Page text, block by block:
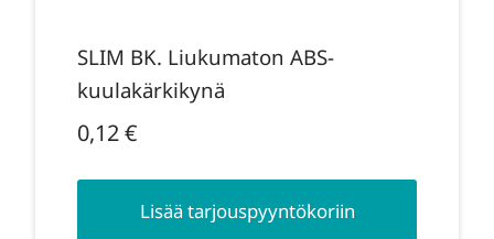
SLIM BK. Liukumaton ABS-
kuulakärkikynä
0,12€
Lisää tarjouspyyntökoriin